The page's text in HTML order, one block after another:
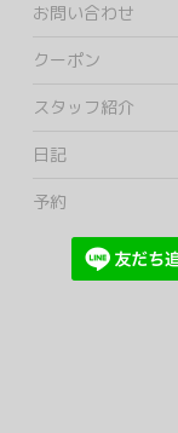
お問い合わせ
クーポン
スタッフ紹介
日記
予約